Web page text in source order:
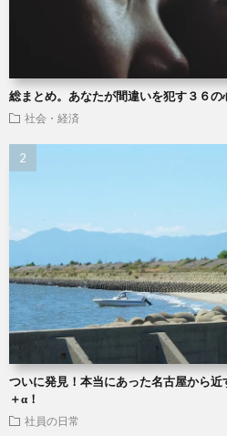
総まとめ。あなたが間違いを犯す３６の
社会・経済
ついに発見！本当にあった名古屋から
＋α！
社員の日常